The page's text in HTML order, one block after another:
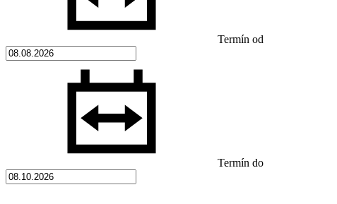
Termín od
Termín do